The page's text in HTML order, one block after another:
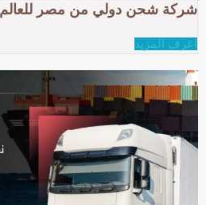
شركة شحن دولي من مصر للعالم
اعرف المزيد